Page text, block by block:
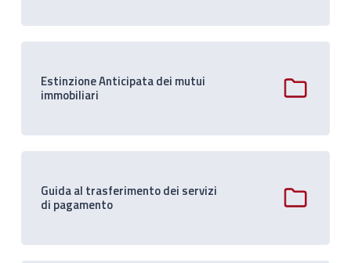
Estinzione Anticipata dei mutui
immobiliari
Guida al trasferimento dei servizi
di pagamento